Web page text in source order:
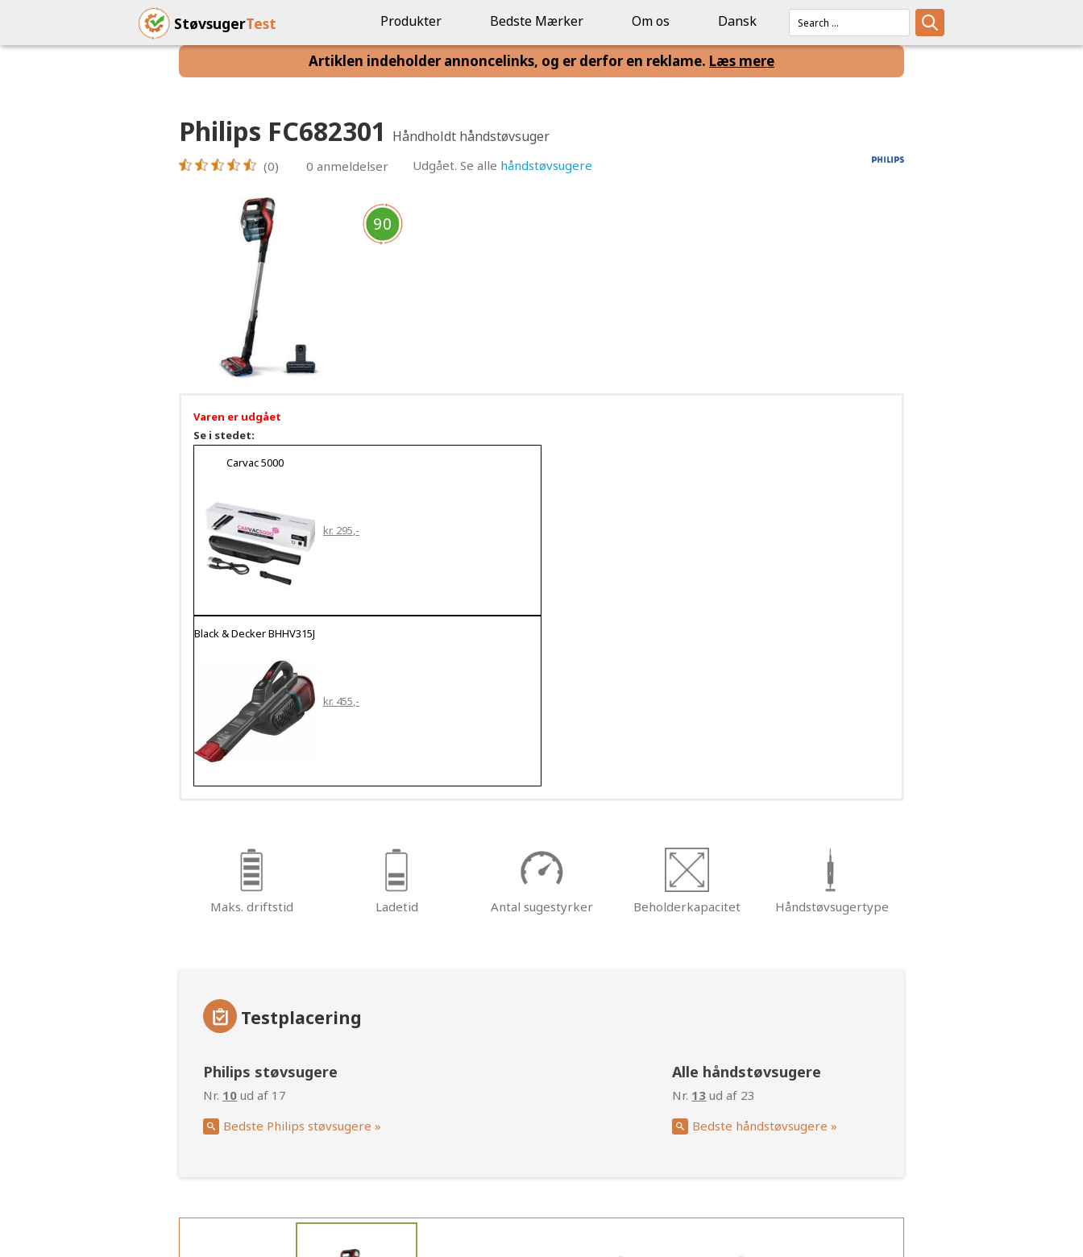
StøvsugerTest Produkter Bedste Mærker Om os Dansk
Artiklen indeholder annoncelinks, og er derfor en reklame. Læs mere
Philips FC682301 Håndholdt håndstøvsuger
(0) 0 anmeldelser Udgået. Se alle håndstøvsugere
90
Varen er udgået
Se i stedet:
Carvac 5000
kr. 295
Black & Decker BHHV315J
kr. 455
Maks. driftstid Ladetid Antal sugestyrker Beholderkapacitet Håndstøvsugertype
Testplacering
Philips støvsugere
Nr. 10 ud af 17
Bedste Philips støvsugere »
Alle håndstøvsugere
Nr. 13 ud af 23
Bedste håndstøvsugere »